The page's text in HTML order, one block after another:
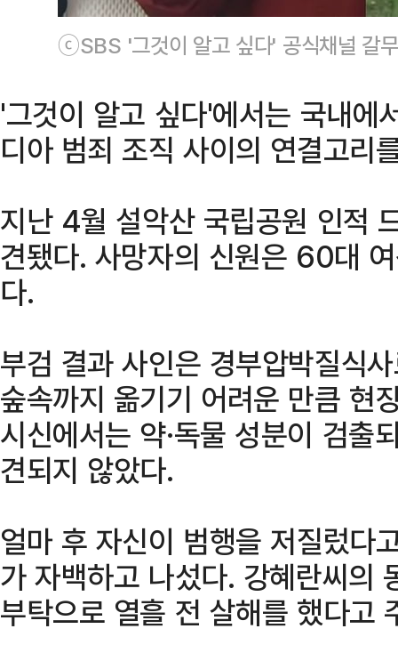
ⓒSBS '그것이 알고 싶다' 공식채널 갈
'그것이 알고 싶다'에서는 국내에
디아 범죄 조직 사이의 연결고리
지난 4월 설악산 국립공원 인적
견됐다. 사망자의 신원은 60대
다.
부검 결과 사인은 경부압박질식
숲속까지 옮기기 어려운 만큼 현
시신에서는 약·독물 성분이 검출
견되지 않았다.
얼마 후 자신이 범행을 저질렀
가 자백하고 나섰다. 강혜란씨의
부탁으로 열흘 전 살해를 했다고